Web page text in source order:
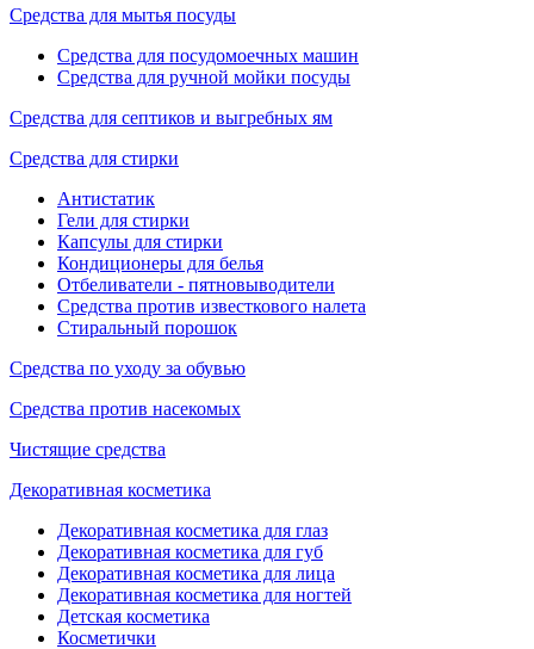
Средства для мытья посуды
Средства для посудомоечных машин
Средства для ручной мойки посуды
Средства для септиков и выгребных ям
Средства для стирки
Антистатик
Гели для стирки
Капсулы для стирки
Кондиционеры для белья
Отбеливатели - пятновыводители
Средства против известкового налета
Стиральный порошок
Средства по уходу за обувью
Средства против насекомых
Чистящие средства
Декоративная косметика
Декоративная косметика для глаз
Декоративная косметика для губ
Декоративная косметика для лица
Декоративная косметика для ногтей
Детская косметика
Косметички